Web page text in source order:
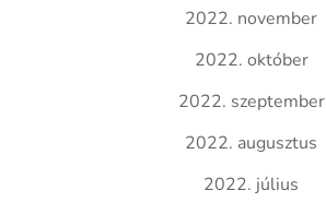
2022. november
2022. október
2022. szeptember
2022. augusztus
2022. július